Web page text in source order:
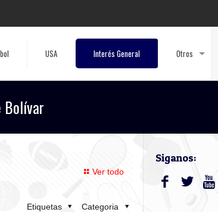
USA Interés General Otros
Bolívar
Ver todo
Categoria
Etiquetas
Siganos: